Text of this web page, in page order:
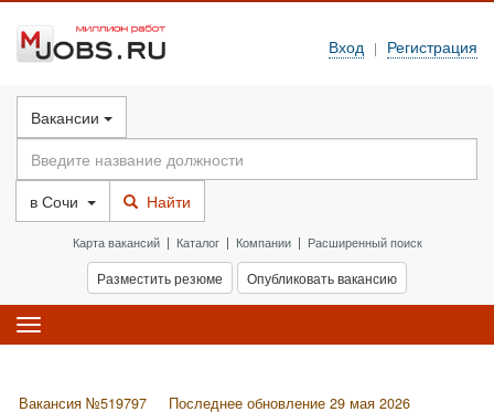
Вход | Регистрация
Вакансии
в Сочи Найти
Карта вакансий| Каталог| Компании| Расширенный поиск
Разместить резюме Опубликовать вакансию
Toggle
navigation
Вакансия №519797
Последнее обновление 29 мая 2026